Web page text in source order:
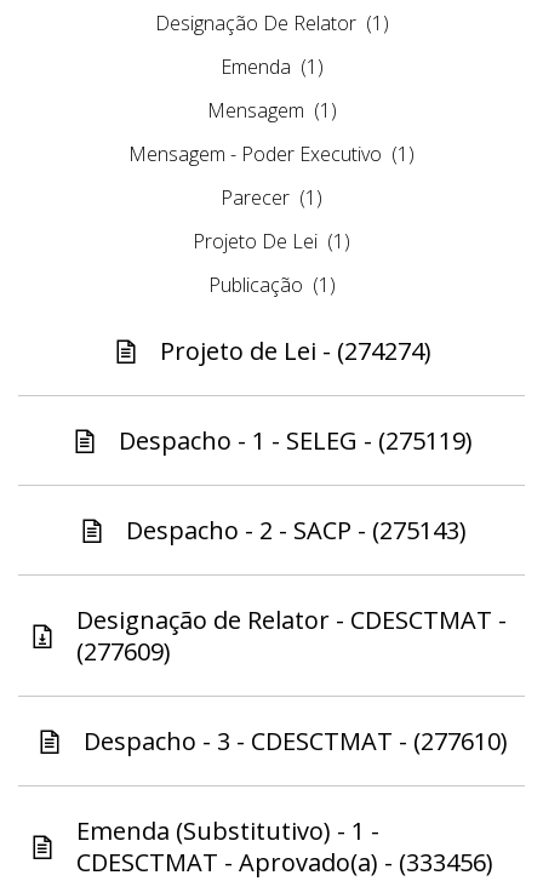
Designação De Relator (1)
Emenda (1)
Mensagem (1)
Mensagem - Poder Executivo (1)
Parecer (1)
Projeto De Lei (1)
Publicação (1)
Projeto de Lei - (274274)
Despacho - 1 - SELEG - (275119)
Despacho - 2 - SACP - (275143)
Designação de Relator - CDESCTMAT -
(277609)
Despacho - 3 - CDESCTMAT - (277610)
Emenda (Substitutivo) - 1 -
CDESCTMAT - Aprovado(a) - (333456)